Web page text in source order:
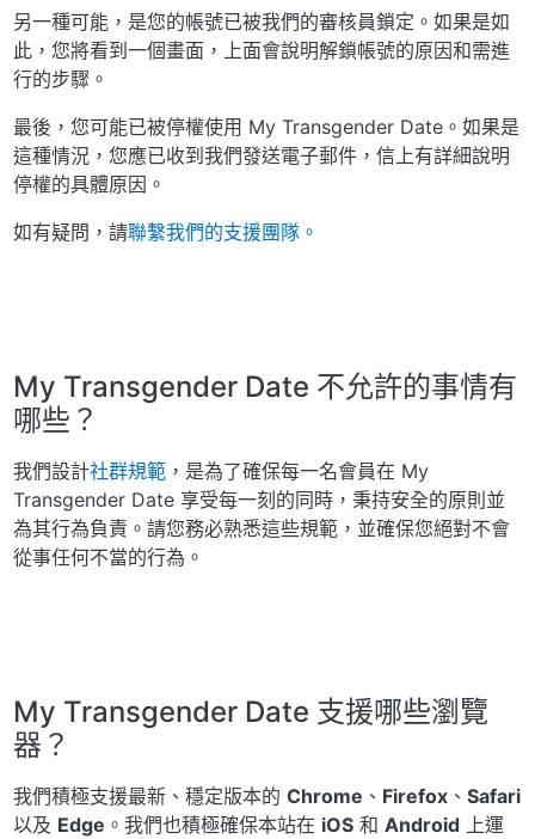
另一種可能，是您的帳號已被我們的審核員鎖定。如果是如
此，您將看到一個畫面，上面會說明解鎖帳號的原因和需進
行的步驟。
最後，您可能已被停權使用 My Transgender Date。如果是
這種情況，您應已收到我們發送電子郵件，信上有詳細說明
停權的具體原因。
如有疑問，請聯繫我們的支援團隊。
My Transgender Date 不允許的事情有
哪些？
我們設計社群規範 ，是為了確保每一名會員在 My
Transgender Date 享受每一刻的同時，秉持安全的原則並
為其行為負責。請您務必熟悉這些規範，並確保您絕對不會
從事任何不當的行為。
My Transgender Date 支援哪些瀏覽
器？
我們積極支援最新、穩定版本的 Chrome 、 Firefox 、 Safari
以及 Edge 。我們也積極確保本站在 iOS 和 Android 上運